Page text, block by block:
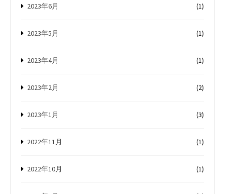
2023年6月 (1)
2023年5月 (1)
2023年4月 (1)
2023年2月 (2)
2023年1月 (3)
2022年11月 (1)
2022年10月 (1)